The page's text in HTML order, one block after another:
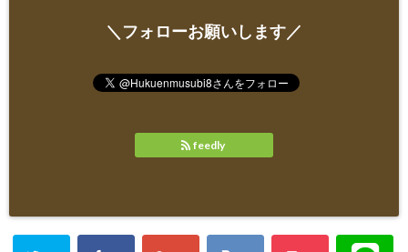
＼フォローお願いします／
feedly